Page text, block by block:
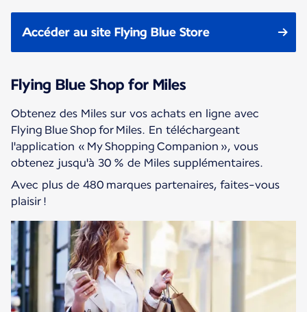
Accéder au site Flying Blue Store
Flying Blue Shop for Miles
Obtenez des Miles sur vos achats en ligne avec
Flying Blue Shop for Miles. En téléchargeant
l'application « My Shopping Companion », vous
obtenez jusqu'à 30 % de Miles supplémentaires.
Avec plus de 480 marques partenaires, faites-vous
plaisir !